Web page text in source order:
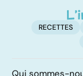
RECETTES